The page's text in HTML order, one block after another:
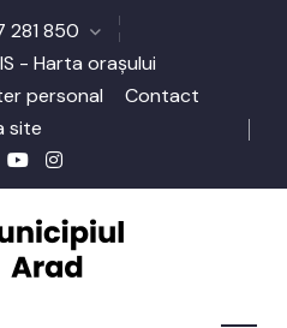
281 850
- Harta orașului
personal
Contact
site